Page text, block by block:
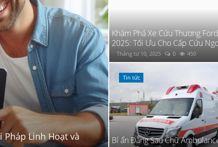
Mua Xe Ô tô Cứu
Khám Phá Xe Cứu Thương
2025: Tối Ưu Cho Cấp Cứu
Tháng tư 10, 2025 0 450
Tin tức
Bí ẩn Đằng Sau Chữ